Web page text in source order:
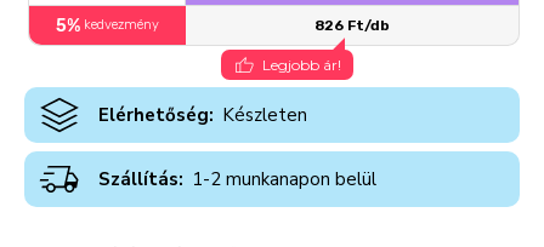
5% kedvezmény 826 Ft/db
Legjobb ár!
Elérhetőség: Készleten
Szállítás: 1-2 munkanapon belül